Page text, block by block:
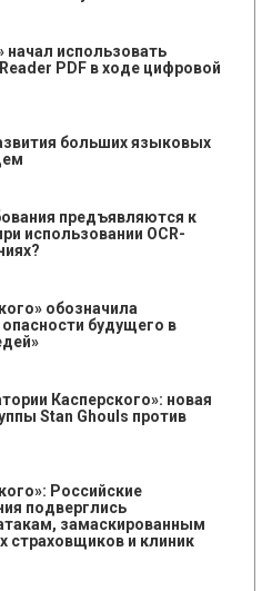
начал использовать
PDF в ходе цифровой
больших языковых
предъявляются к
использовании OCR-
обозначила
будущего в
Касперского»: новая
Stan Ghouls против
Российские
подверглись
замаскированным
страховщиков и клиник